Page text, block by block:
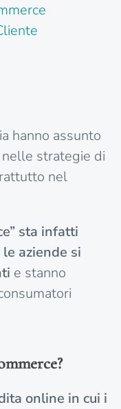
hanno assunto
strategie di
nel
sta infatti
aziende si
e stanno
online in cui i